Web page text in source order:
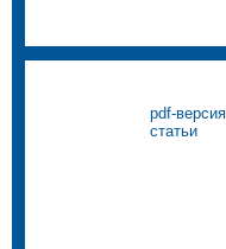
pdf-версия
статьи